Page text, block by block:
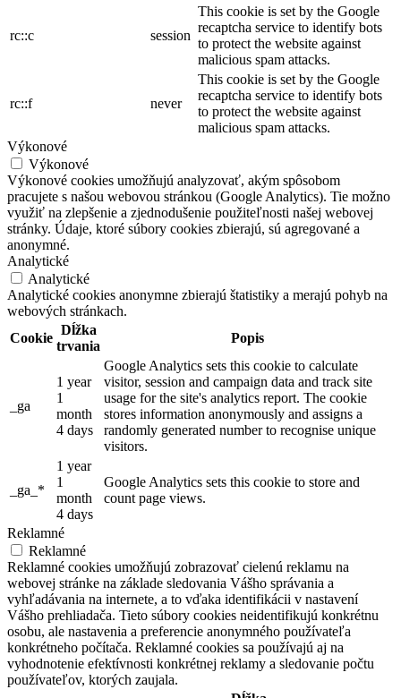
rc::c session
This cookie is set by the Google
recaptcha service to identify bots
to protect the website against
malicious spam attacks.
rc::f never
This cookie is set by the Google
recaptcha service to identify bots
to protect the website against
malicious spam attacks.
Výkonové
Výkonové
Výkonové cookies umožňujú analyzovať, akým spôsobom
pracujete s našou webovou stránkou (Google Analytics). Tie možno
využiť na zlepšenie a zjednodušenie použiteľnosti našej webovej
stránky. Údaje, ktoré súbory cookies zbierajú, sú agregované a
anonymné.
Analytické
Analytické
Analytické cookies anonymne zbierajú štatistiky a merajú pohyb na
webových stránkach.
Cookie
Dĺžka
trvania
Popis
_ga
1 year
1
month
4 days
Google Analytics sets this cookie to calculate
visitor, session and campaign data and track site
usage for the site's analytics report. The cookie
stores information anonymously and assigns a
randomly generated number to recognise unique
visitors.
_ga_*
1 year
1
month
4 days
Google Analytics sets this cookie to store and
count page views.
Reklamné
Reklamné
Reklamné cookies umožňujú zobrazovať cielenú reklamu na
webovej stránke na základe sledovania Vášho správania a
vyhľadávania na internete, a to vďaka identifikácii v nastavení
Vášho prehliadača. Tieto súbory cookies neidentifikujú konkrétnu
osobu, ale nastavenia a preferencie anonymného používateľa
konkrétneho počítača. Reklamné cookies sa používajú aj na
vyhodnotenie efektívnosti konkrétnej reklamy a sledovanie počtu
používateľov, ktorých zaujala.